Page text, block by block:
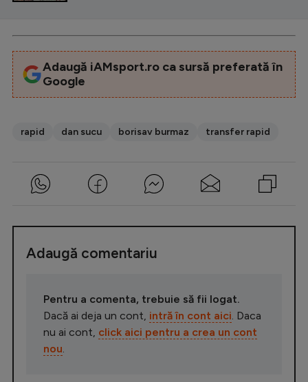
Adaugă iAMsport.ro ca sursă preferată în
Google
rapid dan sucu borisav burmaz transfer rapid
Adaugă comentariu
Pentru a comenta, trebuie să fii logat.
Dacă ai deja un cont, intră în cont aici. Daca
nu ai cont, click aici pentru a crea un cont
nou.